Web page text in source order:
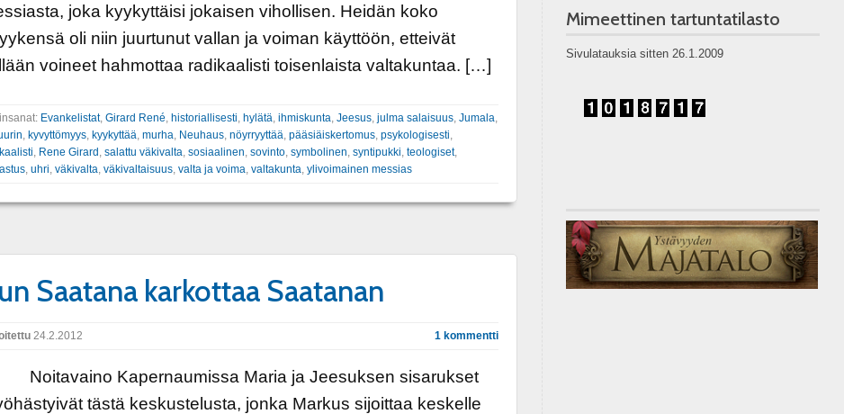
joka kyykyttäisi jokaisen vihollisen. Heidän koko
oli niin juurtunut vallan ja voiman käyttöön, etteivät
voineet hahmottaa radikaalisti toisenlaista valtakuntaa. […]
Evankelistat, Girard René, historiallisesti, hylätä, ihmiskunta, Jeesus, julma salaisuus, Jumala,
, kyvyttömyys, kyykyttää, murha, Neuhaus, nöyrryyttää, pääsiäiskertomus, psykologisesti,
, Rene Girard , salattu väkivalta, sosiaalinen, sovinto, symbolinen, syntipukki, teologiset,
, uhri, väkivalta, väkivaltaisuus, valta ja voima, valtakunta, ylivoimainen messias
Saatana karkottaa Saatanan
24.2.2012 1 kommentti
Kapernaumissa Maria ja Jeesuksen sisarukset
tästä keskustelusta, jonka Markus sijoittaa keskelle
Mimeettinen tartuntatilasto
Sivulatauksia sitten 26.1.2009